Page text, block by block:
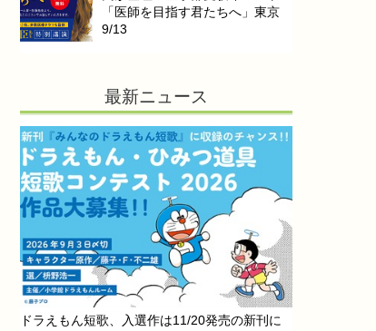
「医師を目指す君たちへ」東京
9/13
最新ニュース
ドラえもん短歌、入選作は11/20発売の新刊に